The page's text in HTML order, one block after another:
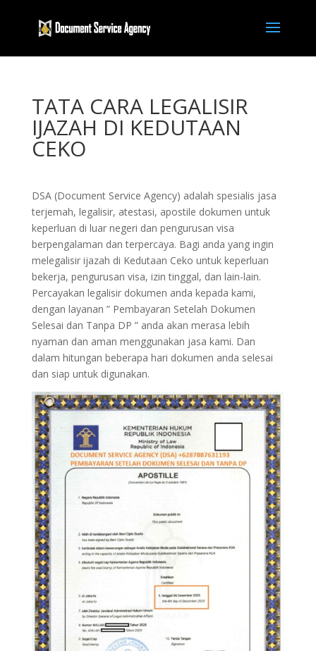
TATA CARA LEGALISIR
IJAZAH DI KEDUTAAN
CEKO
DSA (Document Service Agency) adalah spesialis jasa
terjemah, legalisir, atestasi, apostile dokumen untuk
keperluan di luar negeri dan pengurusan visa
berpengalaman dan terpercaya. Bagi anda yang ingin
melegalisir ijazah di Kedutaan Ceko untuk keperluan
bekerja, pengurusan visa, izin tinggal, dan lain-lain.
Percayakan legalisir dokumen anda kepada kami,
dengan layanan ” Pembayaran Setelah Dokumen
Selesai dan Tanpa DP ” anda akan merasa lebih
nyaman dan aman menggunakan jasa kami. Dan
dalam hitungan beberapa hari dokumen anda selesai
dan siap untuk digunakan.